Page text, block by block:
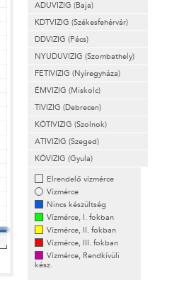
ADUVIZIG (Baja)
KDTVIZIG (Székesfehérvár)
DDVIZIG (Pécs)
NYUDUVIZIG (Szombathely)
FETIVIZIG (Nyíregyháza)
ÉMVIZIG (Miskolc)
TIVIZIG (Debrecen)
KÖTIVIZIG (Szolnok)
ATIVIZIG (Szeged)
KÖVIZIG (Gyula)
Elrendelő vízmérce
Vízmérce
Nincs készültség
Vízmérce, I. fokban
Vízmérce, II. fokban
Vízmérce, III. fokban
Vízmérce, Rendkívüli
kész.